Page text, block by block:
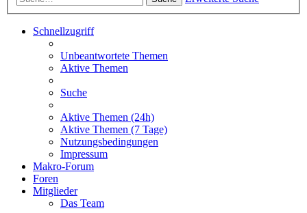
Schnellzugriff
Unbeantwortete Themen
Aktive Themen
Suche
Aktive Themen (24h)
Aktive Themen (7 Tage)
Nutzungsbedingungen
Impressum
Makro-Forum
Foren
Mitglieder
Das Team